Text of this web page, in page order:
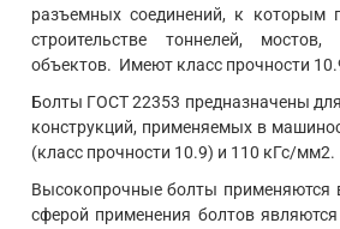
разъемных соединений, к которым
строительстве тоннелей,
объектов. Имеют класс прочности
Болты ГОСТ 22353 предназначены
конструкций, применяемых в
(класс прочности 10.9) и 110 кГс/мм2.
Высокопрочные болты применяются
сферой применения болтов